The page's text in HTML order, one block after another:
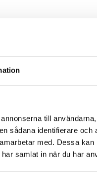
till
sådana identifierare och
med. Dessa
samlat in när du har
våra medlemskommuner,
beteenden och tar oss
för en bättre värld, för
för alla som bor